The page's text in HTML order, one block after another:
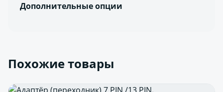
Дополнительные опции
Похожие товары